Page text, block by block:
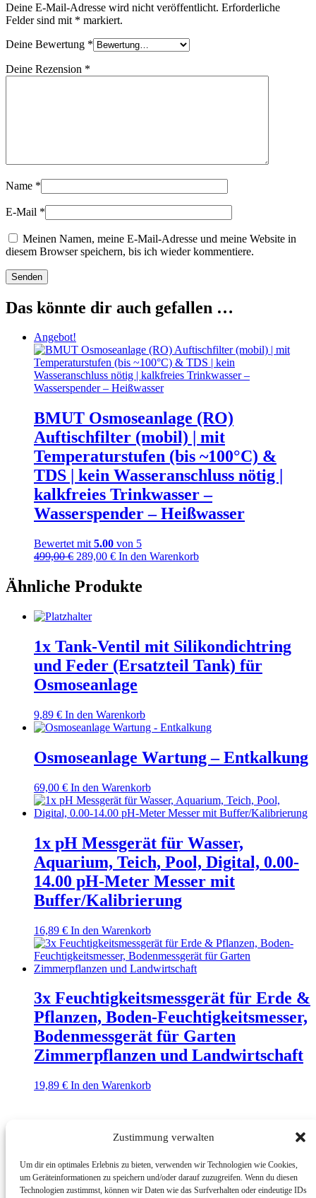
Zustimmung verwalten
Um dir ein optimales Erlebnis zu bieten, verwenden wir Technologien wie Cookies,
um Geräteinformationen zu speichern und/oder darauf zuzugreifen. Wenn du diesen
Technologien zustimmst, können wir Daten wie das Surfverhalten oder eindeutige IDs
Deine E-Mail-Adresse wird nicht veröffentlicht. Erforderliche
Felder sind mit * markiert.
Deine Bewertung *
Deine Rezension *
Name *
E-Mail *
Meinen Namen, meine E-Mail-Adresse und meine Website in
diesem Browser speichern, bis ich wieder kommentiere.
Das könnte dir auch gefallen …
Angebot!
BMUT Osmoseanlage (RO)
Auftischfilter (mobil) | mit
Temperaturstufen (bis ~100°C) &
TDS | kein Wasseranschluss nötig |
kalkfreies Trinkwasser –
Wasserspender – Heißwasser
Bewertet mit 5.00 von 5
499,00€ Ursprünglicher
war:
499,00 €
289,00 €Aktueller
ist:
289,00 €.
In den Warenkorb
Ähnliche Produkte
1x Tank-Ventil mit Silikondichtring
und Feder (Ersatzteil Tank) für
Osmoseanlage
9,89 € In den Warenkorb
Osmoseanlage Wartung – Entkalkung
69,00 € In den Warenkorb
1x pH Messgerät für Wasser,
Aquarium, Teich, Pool, Digital, 0.00-
14.00 pH-Meter Messer mit
Buffer/Kalibrierung
16,89 € In den Warenkorb
3x Feuchtigkeitsmessgerät für Erde &
Pflanzen, Boden-Feuchtigkeitsmesser,
Bodenmessgerät für Garten
Zimmerpflanzen und Landwirtschaft
19,89 € In den Warenkorb
Berlin | Germany
E-Mail: info@bmut.de